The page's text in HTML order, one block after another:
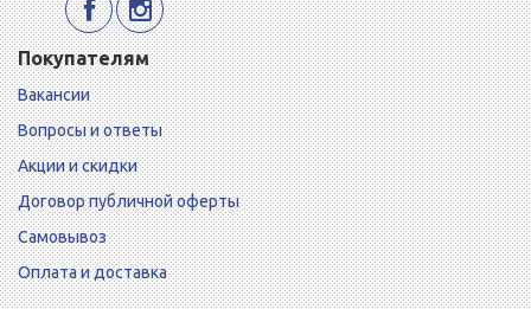
Покупателям
Вакансии
Вопросы и ответы
Акции и скидки
Договор публичной оферты
Самовывоз
Оплата и доставка